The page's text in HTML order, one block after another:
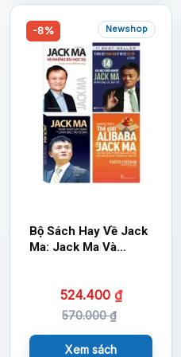
-8% Newshop
Bộ Sách Hay Về Jack
Ma: Jack Ma Và
Thành Công + Ở Đâu
Có Phàn Nàn Ở Đó Có
Cơ Hội: 14 Bài Học
Khởi Nghiệp Jack Ma
524.400 ₫
570.000₫
Xem sách